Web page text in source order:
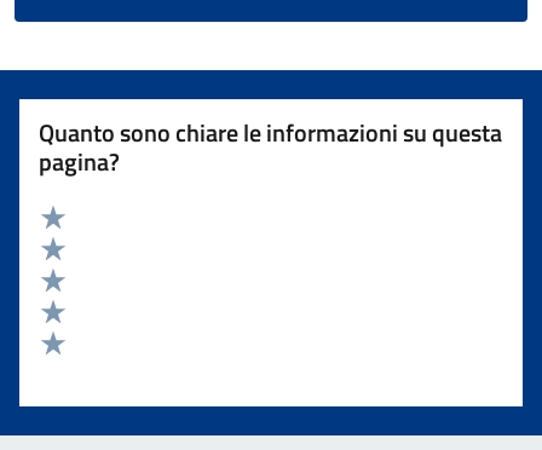
Quanto sono chiare le informazioni su questa
pagina?
Valuta 5 stelle su 5
Valuta 4 stelle su 5
Valuta 3 stelle su 5
Valuta 2 stelle su 5